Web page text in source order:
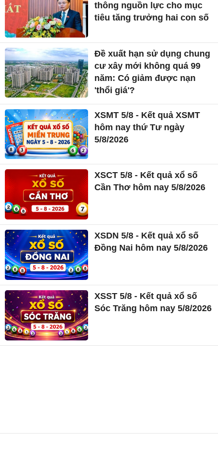
thông nguồn lực cho mục
tiêu tăng trưởng hai con số
Đề xuất hạn sử dụng chung
cư xây mới không quá 99
năm: Có giảm được nạn
'thổi giá'?
XSMT 5/8 - Kết quả XSMT
hôm nay thứ Tư ngày
5/8/2026
XSCT 5/8 - Kết quả xổ số
Cần Thơ hôm nay 5/8/2026
XSDN 5/8 - Kết quả xổ số
Đồng Nai hôm nay 5/8/2026
XSST 5/8 - Kết quả xổ số
Sóc Trăng hôm nay 5/8/2026